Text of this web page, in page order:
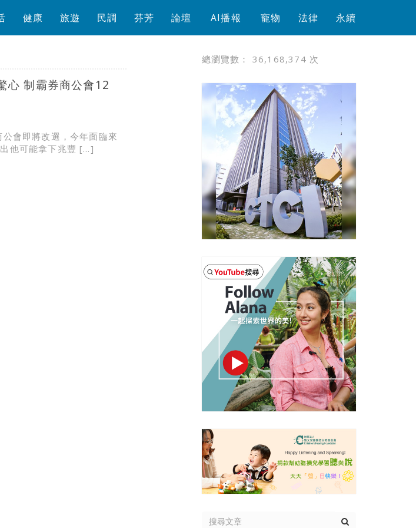
健康 旅遊 民調 芬芳 論壇 AI播報 寵物 法律 永續
心 制霸券商公會12
會即將改選，今年面臨來
他可能拿下兆豐 […]
總瀏覽數： 36,168,374 次